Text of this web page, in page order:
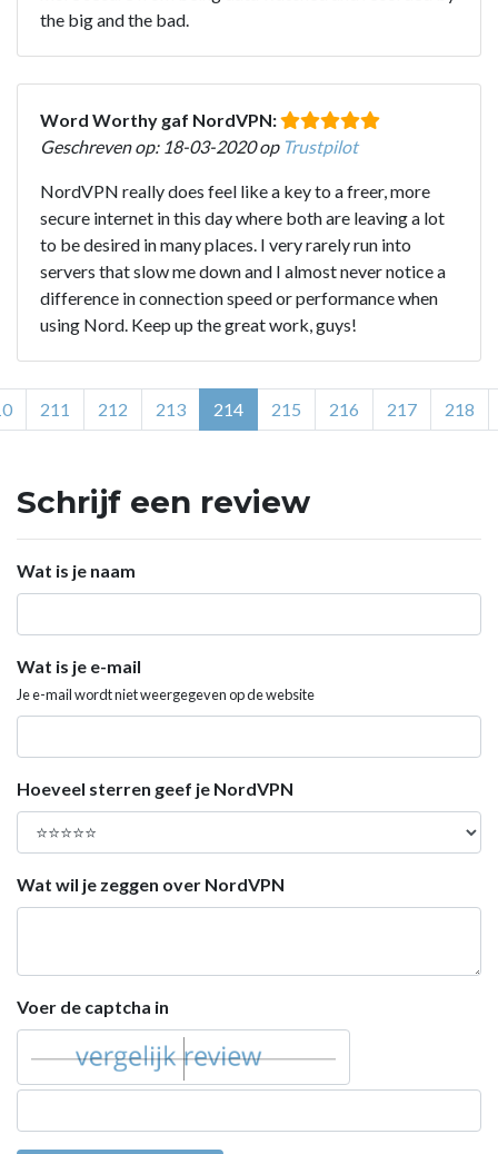
the big and the bad.
Word Worthy gaf NordVPN:
Geschreven op: 18-03-2020 op Trustpilot
NordVPN really does feel like a key to a freer, more
secure internet in this day where both are leaving a lot
to be desired in many places. I very rarely run into
servers that slow me down and I almost never notice a
difference in connection speed or performance when
using Nord. Keep up the great work, guys!
211 212 213 214 215 216 217 218
Schrijf een review
Wat is je naam
Wat is je e-mail
Je e-mail wordt niet weergegeven op de website
Hoeveel sterren geef je NordVPN
Wat wil je zeggen over NordVPN
Voer de captcha in